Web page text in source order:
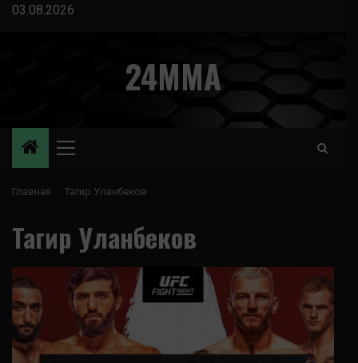
Перейти
03.08.2026
24MMA
Основное
Главная Тагир Уланбеков
Тагир Уланбеков